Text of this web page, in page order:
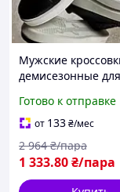
Мужские
демисезонные для
113
Готово к отправке
от 133₴/мес
1 333.80₴/пара
2 964 ₴/пара